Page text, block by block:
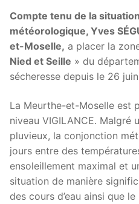
Compte tenu de la
météorologique, Yves
et-Moselle, a placer la
Nied et Seille » du
sécheresse depuis le 26
La Meurthe-et-Moselle est
niveau VIGILANCE. Malgré
pluvieux, la conjonction
jours entre des
ensoleillement maximal et
situation de manière
des cours d’eau ainsi que